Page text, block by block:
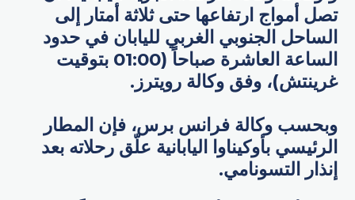
تصل أمواج ارتفاعها حتى ثلاثة أمتار إلى
الساحل الجنوبي الغربي لليابان في حدود
الساعة العاشرة صباحاً (01:00 بتوقيت
غرينتش)، وفق وكالة رويترز.
وبحسب وكالة فرانس برس، فإن المطار
الرئيسي بأوكيناوا اليابانية علّق رحلاته بعد
إنذار التسونامي.